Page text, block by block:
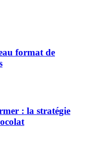
format de
: la stratégie